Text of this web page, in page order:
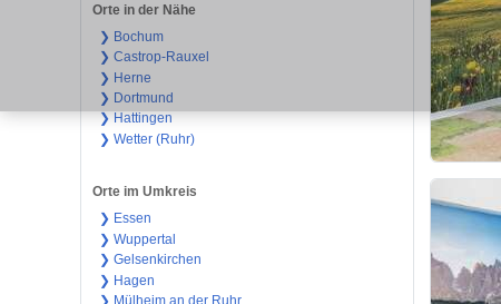
Orte in der Nähe
❯ Bochum
❯ Castrop-Rauxel
❯ Herne
❯ Dortmund
❯ Hattingen
❯ Wetter (Ruhr)
Orte im Umkreis
❯ Essen
❯ Wuppertal
❯ Gelsenkirchen
❯ Hagen